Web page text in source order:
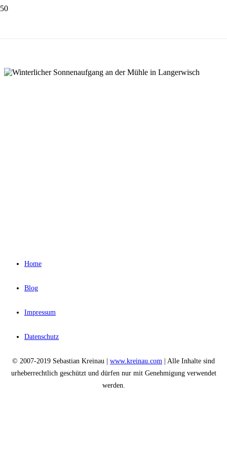
Home
Blog
Impressum
Datenschutz
© 2007-2019 Sebastian Kreinau | www.kreinau.com | Alle Inhalte sind
urheberrechtlich geschützt und dürfen nur mit Genehmigung verwendet
werden.